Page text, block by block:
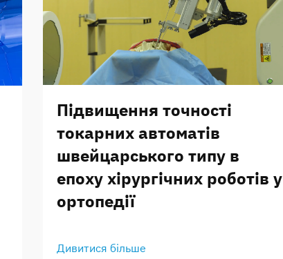
Підвищення точності
токарних автоматів
швейцарського типу в
епоху хірургічних роботів у
ортопедії
Дивитися більше